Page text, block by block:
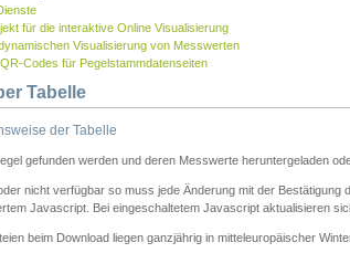
für die interaktive Online Visualisierung
Visualisierung von Messwerten
Codes für Pegelstammdatenseiten
Tabelle
der Tabelle
gefunden werden und deren Messwerte heruntergeladen
nicht verfügbar so muss jede Änderung mit der Bestätigung
Javascript. Bei eingeschaltetem Javascript aktualisieren
beim Download liegen ganzjährig in mitteleuropäischer